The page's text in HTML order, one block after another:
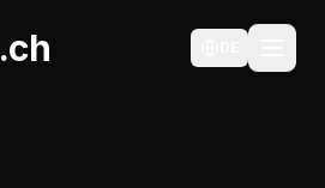
.ch